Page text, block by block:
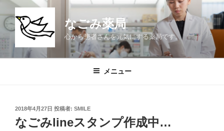
ン
テ
なごみ薬局
心から患者さんを元気にする薬局です。
メニュー
投
稿
日:
2018年4月27日 投稿者: SMILE
なごみlineスタンプ作成中…